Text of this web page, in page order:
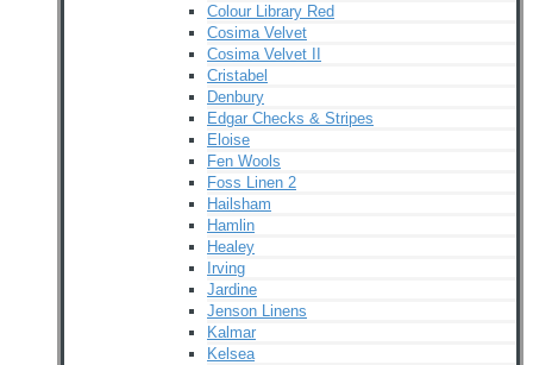
Colour Library Red
Cosima Velvet
Cosima Velvet II
Cristabel
Denbury
Edgar Checks & Stripes
Eloise
Fen Wools
Foss Linen 2
Hailsham
Hamlin
Healey
Irving
Jardine
Jenson Linens
Kalmar
Kelsea